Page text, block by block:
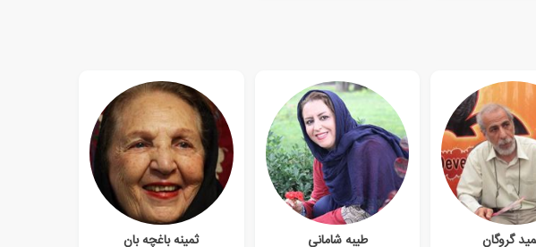
گروگان طیبه شامانی ثمینه باغچه بان